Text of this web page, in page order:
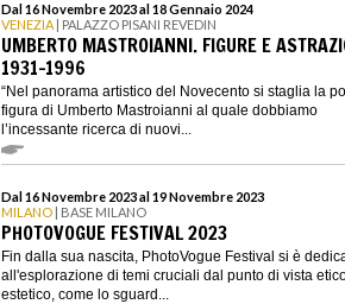
Dal 16 Novembre 2023 al 18 Gennaio 2024
VENEZIA | PALAZZO PISANI REVEDIN
UMBERTO MASTROIANNI. FIGURE E
1931-1996
“Nel panorama artistico del Novecento si staglia la
figura di Umberto Mastroianni al quale dobbiamo
l’incessante ricerca di nuovi...
Dal 16 Novembre 2023 al 19 Novembre 2023
MILANO | BASE MILANO
PHOTOVOGUE FESTIVAL 2023
Fin dalla sua nascita, PhotoVogue Festival si è
all'esplorazione di temi cruciali dal punto di vista
estetico, come lo sguard...